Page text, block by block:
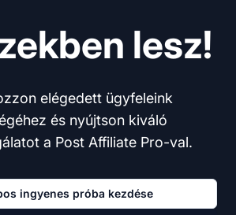
lesz!
elégedett ügyfeleink
és nyújtson kiváló
a Post Affiliate Pro-val.
ingyenes próba kezdése